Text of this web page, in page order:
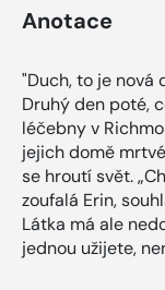
Anotace
"Duch, to je nová
Druhý den poté,
léčebny v
jejich domě
se hroutí svět.
zoufalá Erin,
Látka má ale
jednou užijete,